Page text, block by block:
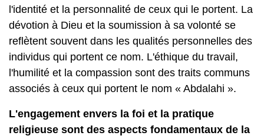
l'identité et la personnalité de ceux qui le portent. La
dévotion à Dieu et la soumission à sa volonté se
reflètent souvent dans les qualités personnelles des
individus qui portent ce nom. L'éthique du travail,
l'humilité et la compassion sont des traits communs
associés à ceux qui portent le nom « Abdalahi ».
L'engagement envers la foi et la pratique
religieuse sont des aspects fondamentaux de la